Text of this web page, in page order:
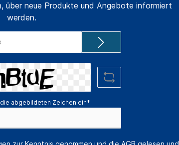
über neue Produkte und Angebote informiert
werden.
Adresse*
abgebildeten Zeichen ein*